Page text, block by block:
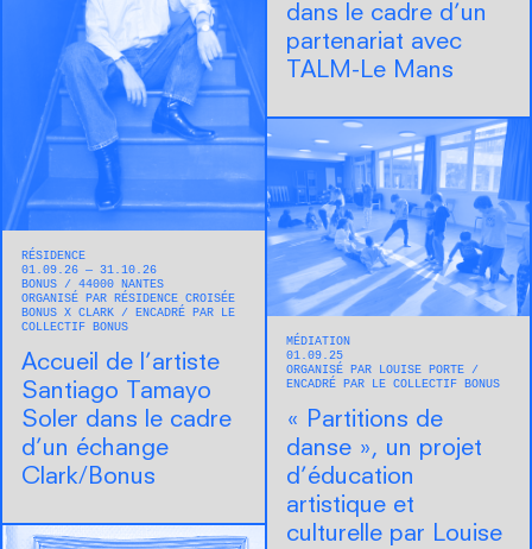
dans le cadre d’un
partenariat avec
TALM-Le Mans
RÉSIDENCE
01.09.26 — 31.10.26
BONUS
44000 NANTES
ORGANISÉ PAR RÉSIDENCE CROISÉE
BONUS X CLARK
ENCADRÉ PAR LE
COLLECTIF BONUS
Accueil de l’artiste
Santiago Tamayo
Soler dans le cadre
d’un échange
Clark/Bonus
MÉDIATION
01.09.25
ORGANISÉ PAR LOUISE PORTE
ENCADRÉ PAR LE COLLECTIF BONUS
« Partitions de
danse », un projet
d’éducation
artistique et
culturelle par Louise